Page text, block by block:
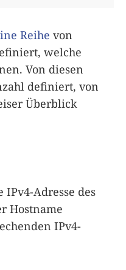
Reihe von
welche
Von diesen
definiert, von
Überblick
Adresse des
Hostname
IPv4-